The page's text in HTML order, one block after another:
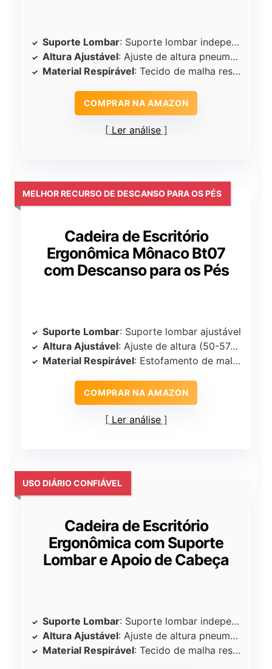
Suporte Lombar: Suporte lombar independente
Altura Ajustável: Ajuste de altura pneumático (38-48cm)
Material Respirável: Tecido de malha respirável
COMPRAR NA AMAZON
Ler análise
Cadeira de Escritório
Ergonômica Mônaco Bt07
com Descanso para os Pés
MELHOR RECURSO DE DESCANSO PARA OS PÉS
Suporte Lombar: Suporte lombar ajustável
Altura Ajustável: Ajuste de altura (50-57cm)
Material Respirável: Estofamento de malha respirável
COMPRAR NA AMAZON
Ler análise
Cadeira de Escritório
Ergonômica com Suporte
Lombar e Apoio de Cabeça
USO DIÁRIO CONFIÁVEL
Suporte Lombar: Suporte lombar independente
Altura Ajustável: Ajuste de altura pneumático (38-48cm)
Material Respirável: Tecido de malha respirável